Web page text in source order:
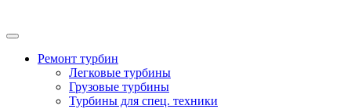
Ремонт турбин
Легковые турбины
Грузовые турбины
Турбины для спец. техники